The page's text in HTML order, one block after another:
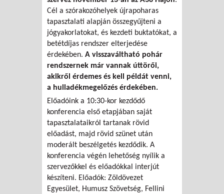
Cél a szórakozóhelyek újrapoharas
tapasztalati alapján összegyűjteni a
jógyakorlatokat, és kezdeti buktatókat, a
betétdíjas rendszer elterjedése
érdekében. A visszaváltható pohár
rendszernek már vannak úttörői,
akikről érdemes és kell példát venni,
a hulladékmegelőzés érdekében.
Előadóink a 10:30-kor kezdődő
konferencia első etapjában saját
tapasztalataikról tartanak rövid
előadást, majd rövid szünet után
moderált beszélgetés kezdődik. A
konferencia végén lehetőség nyílik a
szervezőkkel és előadókkal interjút
készíteni. Előadók: Zöldövezet
Egyesület, Humusz Szövetség, Fellini